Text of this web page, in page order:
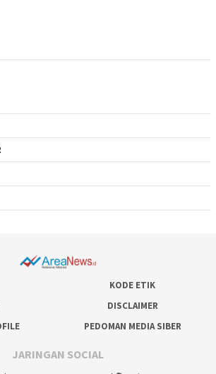
KODE ETIK
DISCLAIMER
PEDOMAN MEDIA SIBER
JARINGAN SOCIAL